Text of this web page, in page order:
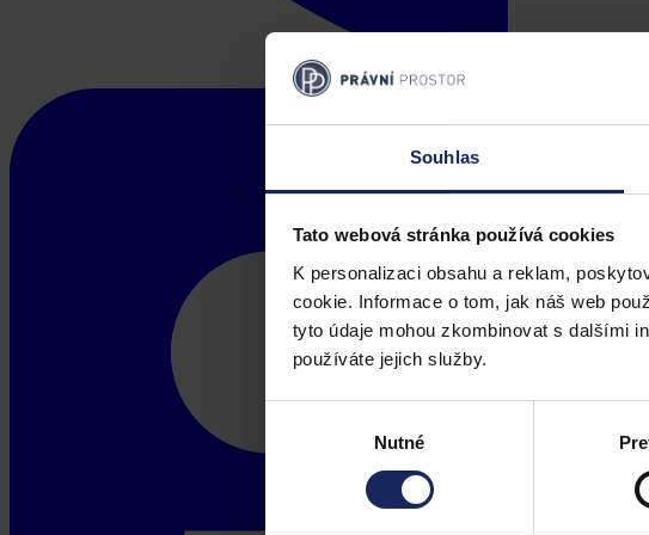
Souhlas
Tato webová stránka používá cookies
K personalizaci obsahu a reklam,
cookie. Informace o tom, jak náš web
tyto údaje mohou zkombinovat s dalšími
používáte jejich služby.
Nutné